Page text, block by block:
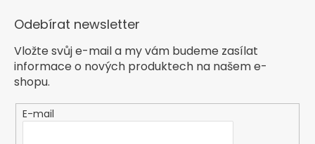
Odebírat newsletter
Vložte svůj e-mail a my vám budeme zasílat
informace o nových produktech na našem e-
shopu.
E-mail